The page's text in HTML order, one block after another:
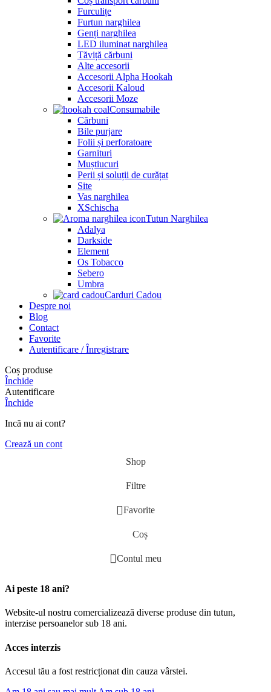
Furculițe
Furtun narghilea
Genți narghilea
LED iluminat narghilea
Tăviță cărbuni
Alte accesorii
Accesorii Alpha Hookah
Accesorii Kaloud
Accesorii Moze
Consumabile
Cărbuni
Bile purjare
Folii și perforatoare
Garnituri
Muștiucuri
Perii și soluții de curățat
Site
Vas narghilea
XSchischa
Tutun Narghilea
Adalya
Darkside
Element
Os Tobacco
Sebero
Umbra
Carduri Cadou
Despre noi
Blog
Contact
Favorite
Autentificare / Înregistrare
Coș produse
Închide
Autentificare
Închide
Incă nu ai cont?
Crează un cont
Shop
Filtre
Favorite
Coș
Contul meu
Ai peste 18 ani?
Website-ul nostru comercializează diverse produse din tutun,
interzise persoanelor sub 18 ani.
Acces interzis
Accesul tău a fost restricționat din cauza vârstei.